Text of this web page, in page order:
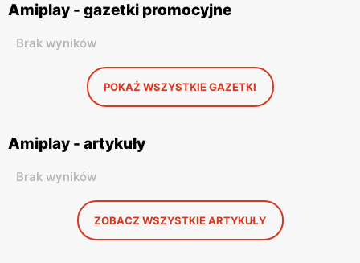
Amiplay - gazetki promocyjne
Brak wyników
POKAŻ WSZYSTKIE GAZETKI
Amiplay - artykuły
Brak wyników
ZOBACZ WSZYSTKIE ARTYKUŁY